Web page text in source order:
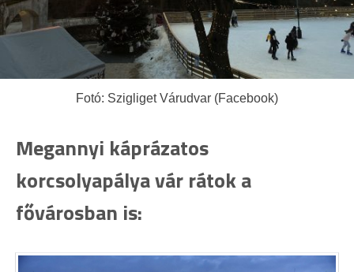
Fotó: Szigliget Várudvar (Facebook)
Megannyi káprázatos
korcsolyapálya vár rátok a
fővárosban is: